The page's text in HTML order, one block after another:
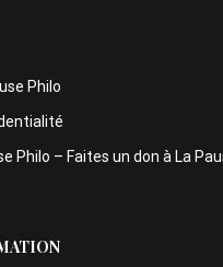
Philo
Philo – Faites un don à La